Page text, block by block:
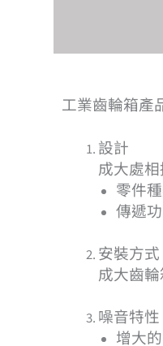
工業齒輪箱產
設計
成大處
零件
傳遞
安裝方式
成大齒
噪音特性
增大